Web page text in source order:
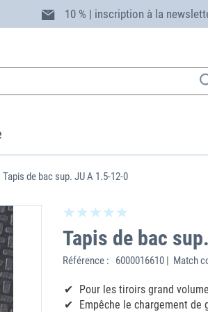
10 % | inscription à la
Tapis de bac sup. JU A 1.5-12-0
Tapis de bac
Référence : 6000016610 | Match
Pour les tiroirs grand
Empêche le chargement de